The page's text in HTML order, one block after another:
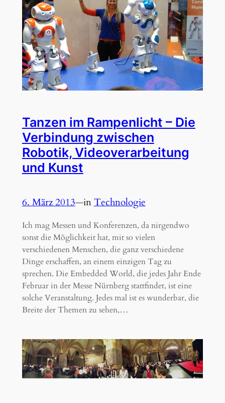
Tanzen im Rampenlicht – Die
Verbindung zwischen
Robotik, Videoverarbeitung
und Kunst
6. März 2013—inTechnologie
Ich mag Messen und Konferenzen, da nirgendwo
sonst die Möglichkeit hat, mit so vielen
verschiedenen Menschen, die ganz verschiedene
Dinge erschaffen, an einem einzigen Tag zu
sprechen. Die Embedded World, die jedes Jahr Ende
Februar in der Messe Nürnberg stattfindet, ist eine
solche Veranstaltung. Jedes mal ist es wunderbar, die
Breite der Themen zu sehen,…